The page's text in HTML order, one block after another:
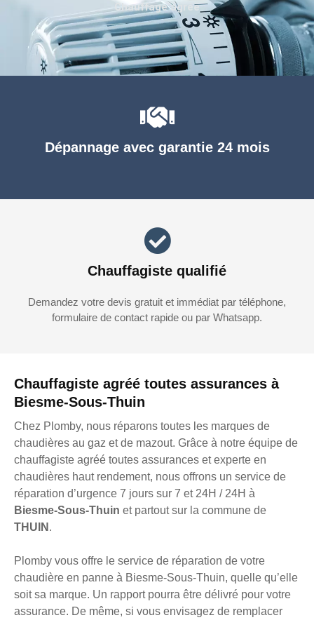
Chauffagiste agréé toutes assurances à
Biesme-Sous-Thuin
Chez Plomby, nous réparons toutes les marques de
chaudières au gaz et de mazout. Grâce à notre équipe de
chauffagiste agréé toutes assurances et experte en
chaudières haut rendement, nous offrons un service de
réparation d’urgence 7 jours sur 7 et 24H / 24H à
Biesme-Sous-Thuin et partout sur la commune de
THUIN .
Plomby vous offre le service de réparation de votre
chaudière en panne à Biesme-Sous-Thuin, quelle qu’elle
soit sa marque. Un rapport pourra être délivré pour votre
assurance. De même, si vous envisagez de remplacer
Dépannage avec garantie 24 mois
Chauffagiste qualifié
Demandez votre devis gratuit et immédiat par téléphone,
formulaire de contact rapide ou par Whatsapp.
Chauffage agréé